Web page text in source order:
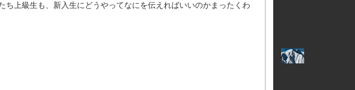
ち上級生も、新入生にどうやってなにを伝えればいいのかまったくわ